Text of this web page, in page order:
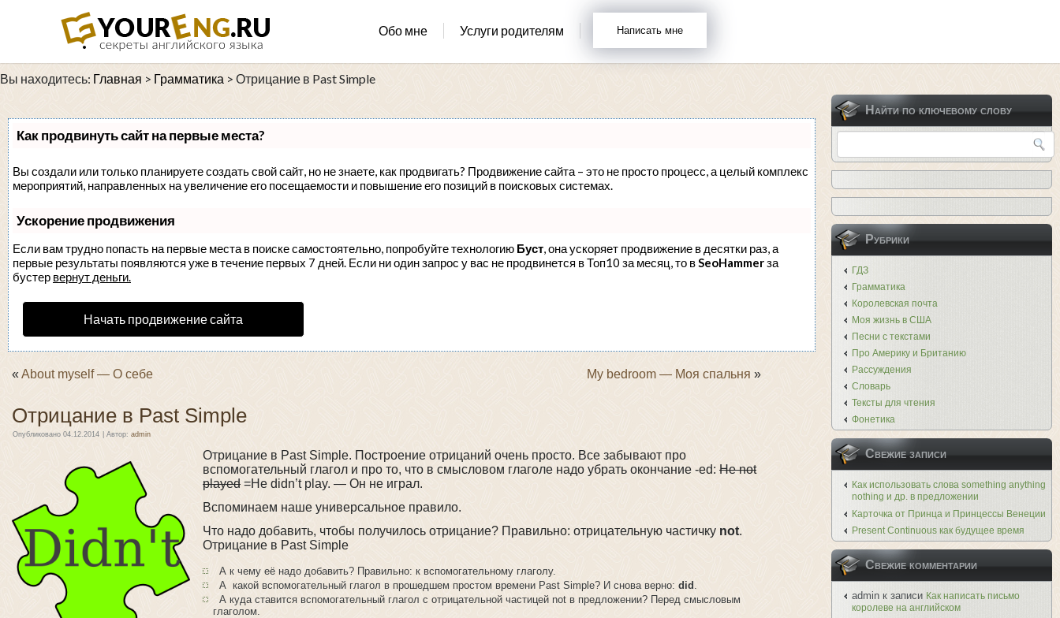
Обо мне Услуги родителям Написать мне
Вы находитесь: Главная > Грамматика > Отрицание в Past Simple
Как продвинуть сайт на первые места?
Вы создали или только планируете создать свой сайт, но не знаете, как продвигать? Продвижение сайта – это не просто процесс, а целый комплекс
мероприятий, направленных на увеличение его посещаемости и повышение его позиций в поисковых системах.
Ускорение продвижения
Если вам трудно попасть на первые места в поиске самостоятельно, попробуйте технологию Буст, она ускоряет продвижение в десятки раз, а
первые результаты появляются уже в течение первых 7 дней. Если ни один запрос у вас не продвинется в Топ10 за месяц, то вSeoHammerза
бустер вернут деньги.
Начать продвижение сайта
«About myself — О себе My bedroom — Моя спальня »
Отрицание в Past Simple
Опубликовано 04.12.2014 Автор: admin
Отрицание в Past Simple. Построение отрицаний очень просто. Все забывают про
вспомогательный глагол и про то, что в смысловом глаголе надо убрать окончание -ed: He not
played =He didn’t play. — Он не играл.
Вспоминаем наше универсальное правило.
Что надо добавить, чтобы получилось отрицание? Правильно: отрицательную частичку not.
Отрицание в Past Simple
А к чему её надо добавить? Правильно: к вспомогательному глаголу.
А какой вспомогательный глагол в прошедшем простом времени Past Simple? И снова верно: did .
А куда ставится вспомогательный глагол с отрицательной частицей not в предложении? Перед смысловым
глаголом.
Найти по ключевому слову
Рубрики
ГДЗ
Грамматика
Королевская почта
Моя жизнь в США
Песни с текстами
Про Америку и Британию
Рассуждения
Словарь
Тексты для чтения
Фонетика
Свежие записи
Как использовать слова something anything
nothing и др. в предложении
Карточка от Принца и Принцессы Венеции
Present Continuous как будущее время
Свежие комментарии
admin к записи Как написать письмо
королеве на английском